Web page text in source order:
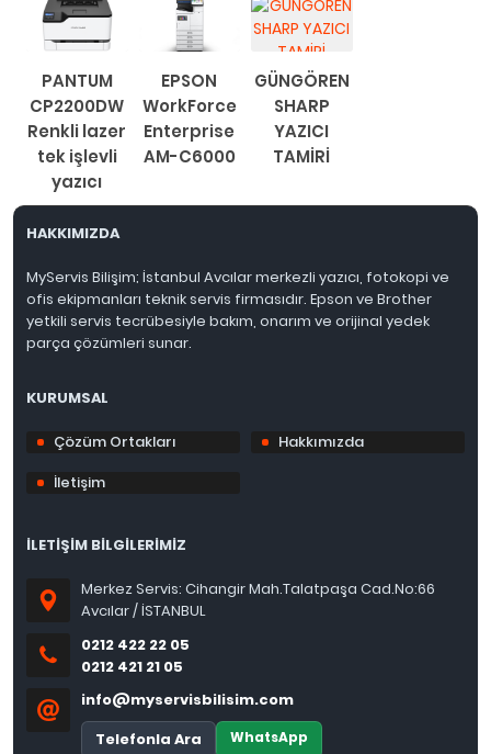
PANTUM
CP2200DW
Renkli lazer
tek işlevli
yazıcı
EPSON
WorkForce
Enterprise
AM-C6000
GÜNGÖREN
SHARP
YAZICI
TAMİRİ
HAKKIMIZDA
MyServis Bilişim; İstanbul Avcılar merkezli yazıcı, fotokopi ve
ofis ekipmanları teknik servis firmasıdır. Epson ve Brother
yetkili servis tecrübesiyle bakım, onarım ve orijinal yedek
parça çözümleri sunar.
KURUMSAL
Çözüm Ortakları
Hakkımızda
İletişim
İLETİŞİM BİLGİLERİMİZ
Merkez Servis: Cihangir Mah.Talatpaşa Cad.No:66
Avcılar / İSTANBUL
0212 422 22 05
0212 421 21 05
info@myservisbilisim.com
Telefonla Ara
WhatsApp